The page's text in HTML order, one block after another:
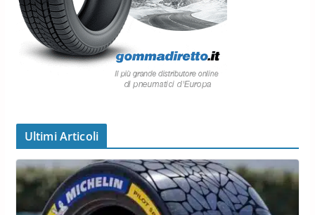
Ultimi Articoli